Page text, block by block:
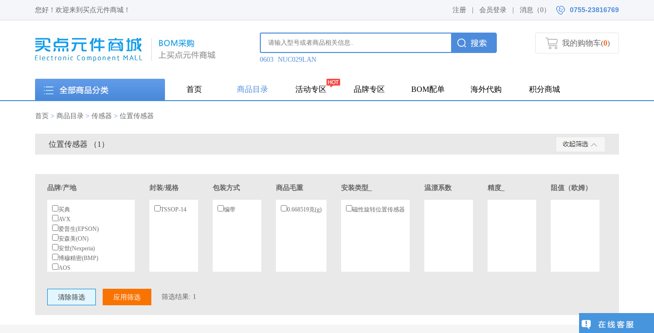
0755-23816769
注册 会员登录 消息（0）
您好！欢迎来到买点元件商城！
我的购物车(0)
0603 NUC029LAN
首页 商品目录 活动专区 品牌专区 BOM配单 海外代购 积分商城
首页 > 商品目录 > 传感器 > 位置传感器
位置传感器 （1）
品牌/产地 封装/规格 包装方式 商品毛重 安装类型_ 温漂系数 精度_ 阻值（欧姆）
买典
AVX
爱普生(EPSON)
安森美(ON)
安世(Nexperia)
博穆精密(BMP)
AOS
BeiQi
柏恩斯(BOURNS)
博林(BL)
TSSOP-14 编带 0.668519克(g) 磁性旋转位置传感器
清除筛选 应用筛选 筛选结果: 1